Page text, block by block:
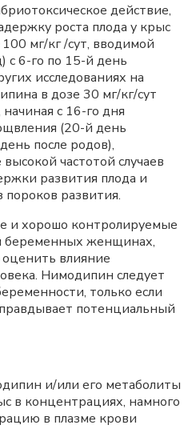
действие,
роста плода у крыс
мг/кг /сут, вводимой
с 6-го по 15-й день
исследованиях на
в дозе 30 мг/кг/сут
с 16-го дня
(20-й день
после родов),
частотой случаев
развития плода и
развития.
и хорошо контролируемые
беременных женщинах,
влияние
Нимодипин следует
только если
потенциальный
и/или его метаболиты
в концентрациях, намного
в плазме крови